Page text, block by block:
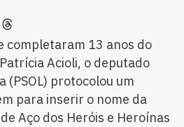
completaram 13 anos do
Acioli, o deputado
protocolou um
para inserir o nome da
Aço dos Heróis e Heroínas